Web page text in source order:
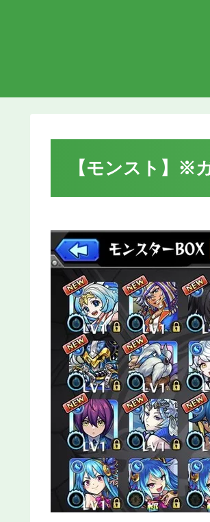
【モンスト】※